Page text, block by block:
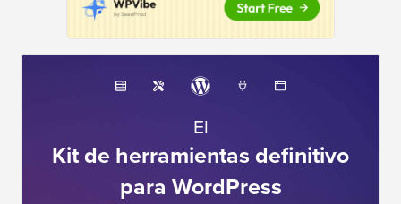
El
Kit de herramientas definitivo
para WordPress